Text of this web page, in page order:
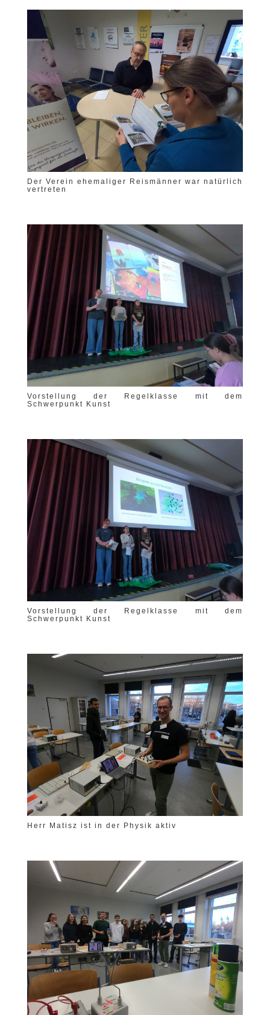
Der Verein ehemaliger Reismänner war natürlich
vertreten
Vorstellung der Regelklasse mit dem
Schwerpunkt Kunst
Vorstellung der Regelklasse mit dem
Schwerpunkt Kunst
Herr Matisz ist in der Physik aktiv